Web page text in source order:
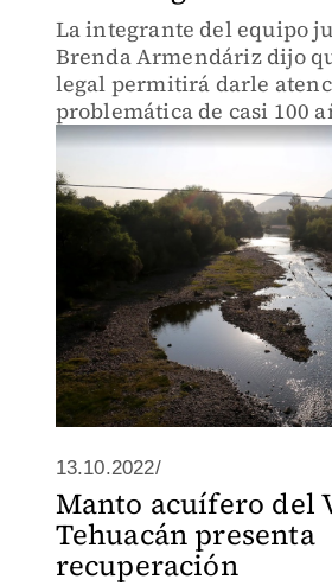
La integrante del equipo
Brenda Armendáriz dijo
legal permitirá darle
problemática de casi 100
13.10.2022/
Manto acuífero del
Tehuacán presenta
recuperación